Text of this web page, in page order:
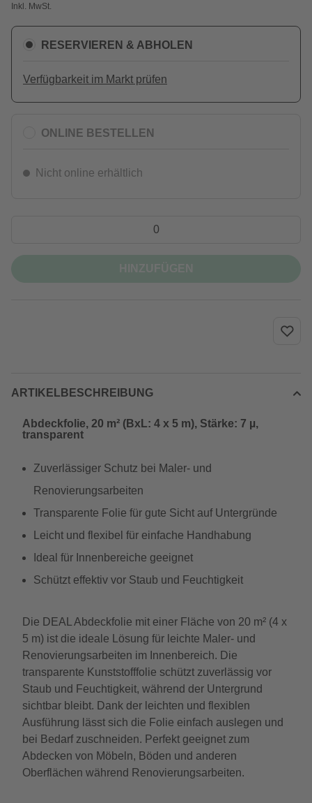
Inkl. MwSt.
RESERVIEREN & ABHOLEN
Verfügbarkeit im Markt prüfen
ONLINE BESTELLEN
Nicht online erhältlich
ARTIKELBESCHREIBUNG
Abdeckfolie, 20 m² (BxL: 4 x 5 m), Stärke: 7 µ,
transparent
Zuverlässiger Schutz bei Maler- und
Renovierungsarbeiten
Transparente Folie für gute Sicht auf Untergründe
Leicht und flexibel für einfache Handhabung
Ideal für Innenbereiche geeignet
Schützt effektiv vor Staub und Feuchtigkeit
Die DEAL Abdeckfolie mit einer Fläche von 20 m² (4 x
5 m) ist die ideale Lösung für leichte Maler- und
Renovierungsarbeiten im Innenbereich. Die
transparente Kunststofffolie schützt zuverlässig vor
Staub und Feuchtigkeit, während der Untergrund
sichtbar bleibt. Dank der leichten und flexiblen
Ausführung lässt sich die Folie einfach auslegen und
bei Bedarf zuschneiden. Perfekt geeignet zum
Abdecken von Möbeln, Böden und anderen
Oberflächen während Renovierungsarbeiten.